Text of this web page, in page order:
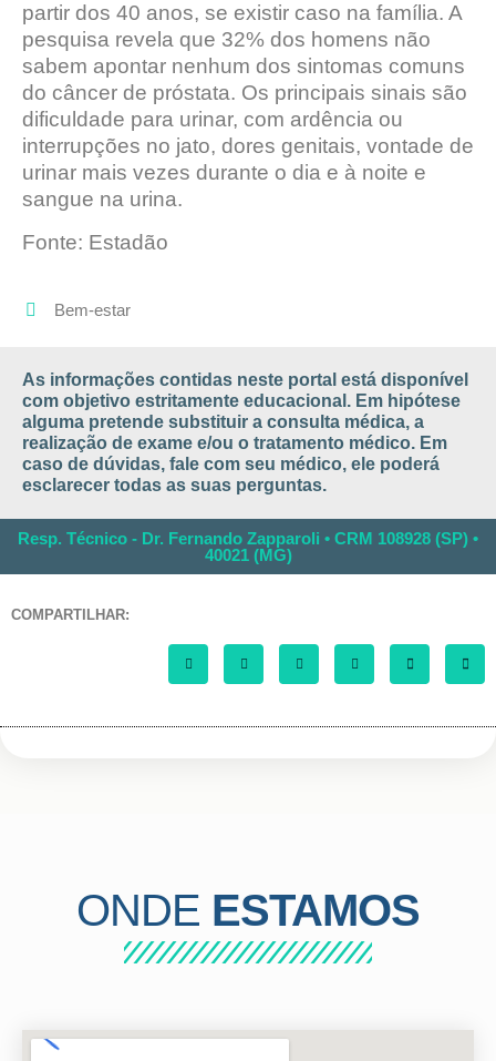
partir dos 40 anos, se existir caso na família. A
pesquisa revela que 32% dos homens não
sabem apontar nenhum dos sintomas comuns
do câncer de próstata. Os principais sinais são
dificuldade para urinar, com ardência ou
interrupções no jato, dores genitais, vontade de
urinar mais vezes durante o dia e à noite e
sangue na urina.
Fonte: Estadão
Bem-estar
As informações contidas neste portal está disponível
com objetivo estritamente educacional. Em hipótese
alguma pretende substituir a consulta médica, a
realização de exame e/ou o tratamento médico. Em
caso de dúvidas, fale com seu médico, ele poderá
esclarecer todas as suas perguntas.
Resp. Técnico - Dr. Fernando Zapparoli • CRM 108928 (SP) •
40021 (MG)
COMPARTILHAR:
ONDE ESTAMOS